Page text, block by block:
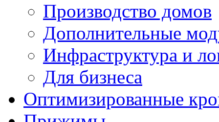
Производство домов
Дополнительные
Инфраструктура и
Для бизнеса
Оптимизированные